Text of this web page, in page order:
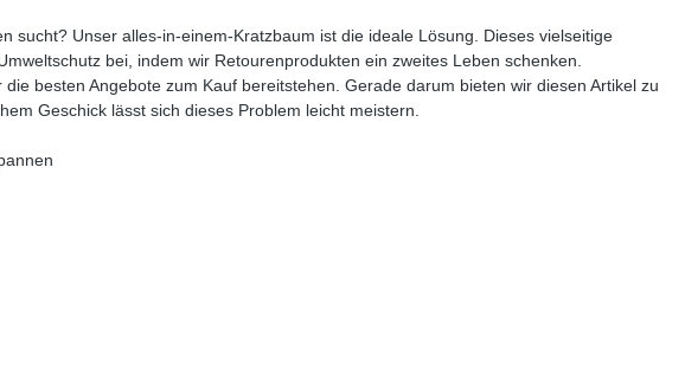
sucht? Unser alles-in-einem-Kratzbaum ist die ideale Lösung. Dieses vielseitige
bei, indem wir Retourenprodukten ein zweites Leben schenken.
besten Angebote zum Kauf bereitstehen. Gerade darum bieten wir diesen Artikel zu
Geschick lässt sich dieses Problem leicht meistern.